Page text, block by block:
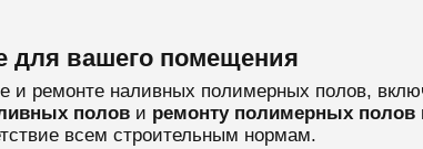
для вашего помещения
и ремонте наливных полимерных полов,
полов и ремонту полимерных полов
всем строительным нормам.